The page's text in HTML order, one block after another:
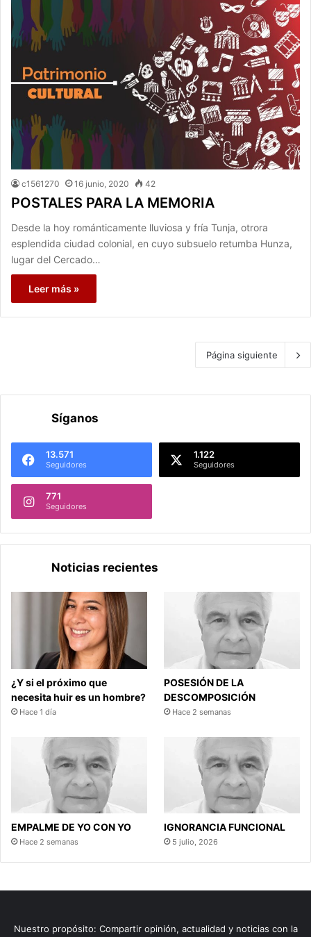
c1561270 16 junio, 2020 42
POSTALES PARA LA MEMORIA
Desde la hoy románticamente lluviosa y fría Tunja, otrora
esplendida ciudad colonial, en cuyo subsuelo retumba Hunza,
lugar del Cercado…
Leer más »
Página siguiente
Síganos
13.571
Seguidores
1.122
Seguidores
771
Seguidores
Noticias recientes
¿Y si el próximo que
necesita huir es un hombre?
Hace 1 día
POSESIÓN DE LA
DESCOMPOSICIÓN
Hace 2 semanas
EMPALME DE YO CON YO
Hace 2 semanas
IGNORANCIA FUNCIONAL
5 julio, 2026
Nuestro propósito: Compartir opinión, actualidad y noticias con la